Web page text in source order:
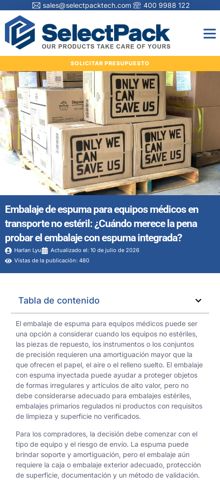
sales@selectpacktech.com 400 9988 122
SOLICITAR PRESUPUESTO
Embalaje de espuma para equipos médicos en
transporte no estéril: ¿Cuándo merece la pena
probar el embalaje con espuma integrada?
Harlan Lyu
Actualizado el: 10 de julio de 2026
Vistas de la publicación: 480
Tabla de contenido
El embalaje de espuma para equipos médicos puede ser
una opción a considerar cuando los equipos no estériles,
las piezas de repuesto, los instrumentos o los conjuntos
de precisión requieren una amortiguación mayor que la
que ofrecen el papel, el aire o el relleno suelto. El embalaje
con espuma inyectada puede ayudar a proteger objetos
de formas irregulares y artículos de alto valor, pero no
debe considerarse adecuado para embalajes estériles,
embalajes primarios regulados ni productos con requisitos
de limpieza y superficie no verificados.
Para los compradores, la decisión debe comenzar con el
tipo de equipo y el riesgo de envío. La espuma puede
brindar soporte y amortiguación, pero el embalaje aún
requiere la caja o embalaje exterior adecuado, protección
de superficie, documentación y un método de validación.